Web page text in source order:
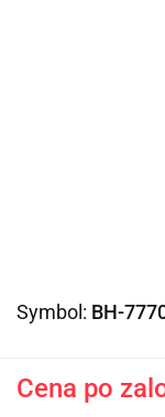
Symbol: BH-
Cena po